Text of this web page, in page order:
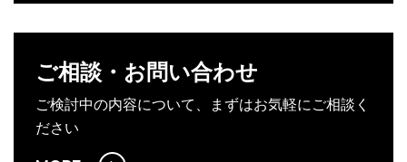
ご相談・お問い合わせ
ご検討中の内容について、まずはお気軽にご相談く
ださい